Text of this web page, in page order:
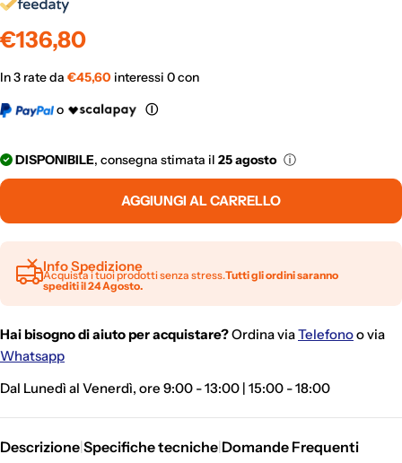
Prezzo
€136,80
In 3 rate da €45,60 interessi 0 con
o
Ⓘ
DISPONIBILE, consegna stimata il 25 agosto ⓘ
AGGIUNGI AL CARRELLO
Info Spedizione
Acquista i tuoi prodotti senza stress.Tutti gli ordini saranno
spediti il 24 Agosto.
Hai bisogno di aiuto per acquistare?Ordina viaTelefonoo via
Whatsapp
Dal Lunedì al Venerdì, ore 9:00 - 13:00 | 15:00 - 18:00
Descrizione|Specifiche tecniche|Domande Frequenti